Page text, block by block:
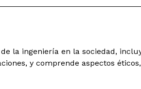
la ingeniería en la sociedad,
y comprende aspectos